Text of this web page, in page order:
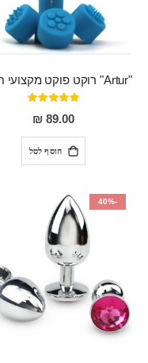
דירוג:
95%
89.00 ₪
הוסף לסל
-40%